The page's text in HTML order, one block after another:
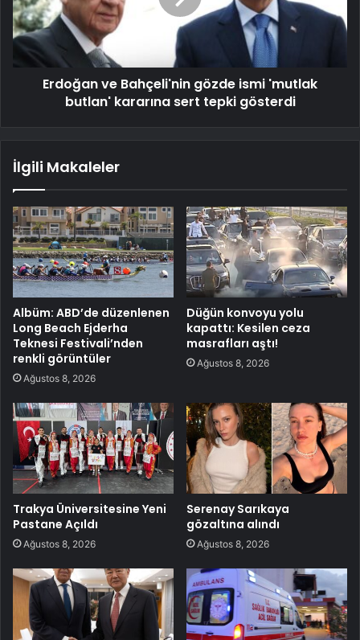
Erdoğan ve Bahçeli'nin gözde ismi 'mutlak
butlan' kararına sert tepki gösterdi
İlgili Makaleler
Albüm: ABD’de düzenlenen
Long Beach Ejderha
Teknesi Festivali’nden
renkli görüntüler
Ağustos 8, 2026
Düğün konvoyu yolu
kapattı: Kesilen ceza
masrafları aştı!
Ağustos 8, 2026
Trakya Üniversitesine Yeni
Pastane Açıldı
Ağustos 8, 2026
Serenay Sarıkaya
gözaltına alındı
Ağustos 8, 2026